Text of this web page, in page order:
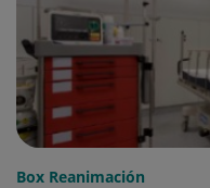
Box Reanimación